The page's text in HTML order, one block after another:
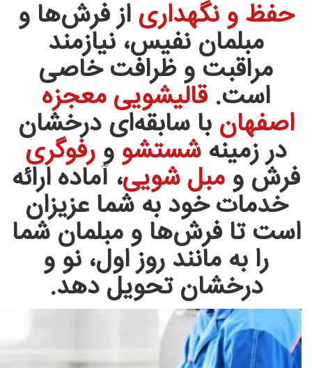
حفظ و نگهداریاز فرش‌ها و
مبلمان نفیس، نیازمند
مراقبت و ظرافت خاصی
است.قالیشویی معجزه
اصفهان با سابقه‌ای درخشان
در زمینه شستشوورفوگری
فرش ومبل شویی، آماده ارائه
خدمات خود به شما عزیزان
است تا فرش‌ها و مبلمان شما
را به مانند روز اول، نو و
درخشان تحویل دهد.